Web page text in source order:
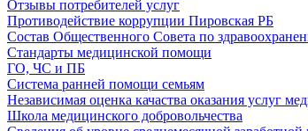
Отзывы потребителей услуг
Противодействие коррупции Пировская РБ
Состав Общественного Совета по
Стандарты медицинской помощи
ГО, ЧС и ПБ
Система ранней помощи семьям
Независимая оценка качаства оказания услуг
Школа медицинского добровольчества